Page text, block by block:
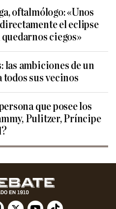
oftalmólogo: «Unos
el eclipse
ciegos»
las ambiciones de un
sus vecinos
que posee los
Pulitzer, Príncipe